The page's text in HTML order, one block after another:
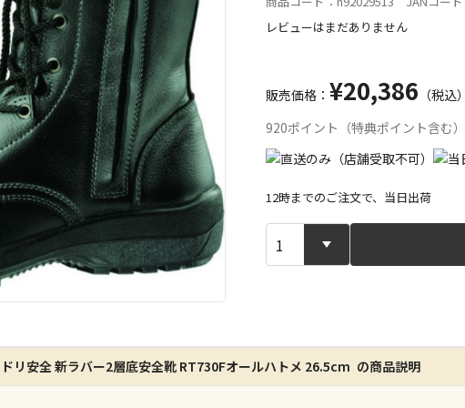
レビューはまだありません
販売価格： ¥20,386 （税込）
920ポイント（特典ポイント含む）
宅配や店舗受取を選択
特定の店舗のみで受取
ん）
12時までのご注文で、当日出荷
リ安全 新ラバー2層底安全靴 RT730Fオールハトメ 26.5cm の商品説明